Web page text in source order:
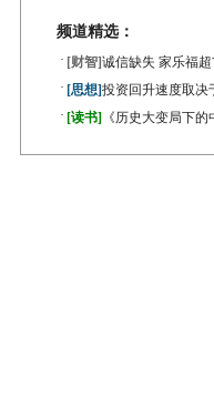
频道精选：
· [财智]诚信缺失 家乐福
· [思想]投资回升速度取决
· [读书] 《历史大变局下的